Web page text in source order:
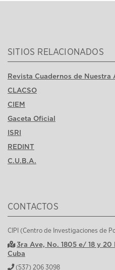
SITIOS RELACIONADOS
Revista Cuadernos de Nuestra
CLACSO
CIEM
Gaceta Oficial
ISRI
REDINT
C.U.B.A.
CONTACTOS
CIPI (Centro de Investigaciones de
3ra Ave, No. 1805 e/ 18 y
Cuba
(537) 206 3098